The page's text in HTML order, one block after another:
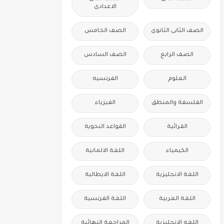
الاعدادى
الصف الثانى الثانوى الصف الخامس
الصف الرابع الصف السادس
العلوم الفرنسيه
الفلسفة والمنطق الفيزياء
القرائية القواعد النحوية
الكيمياء اللغة الالمانية
اللغة الانجليزية اللغة الايطالية
اللغة العربية اللغة الفرنسية